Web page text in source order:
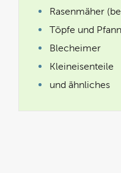
Rasenmäher
Töpfe und
Blecheimer
Kleineisenteile
und ähnliches